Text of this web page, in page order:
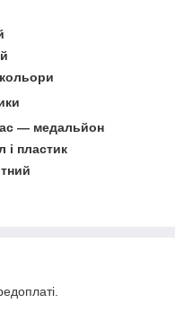
кольори
— медальйон
і пластик